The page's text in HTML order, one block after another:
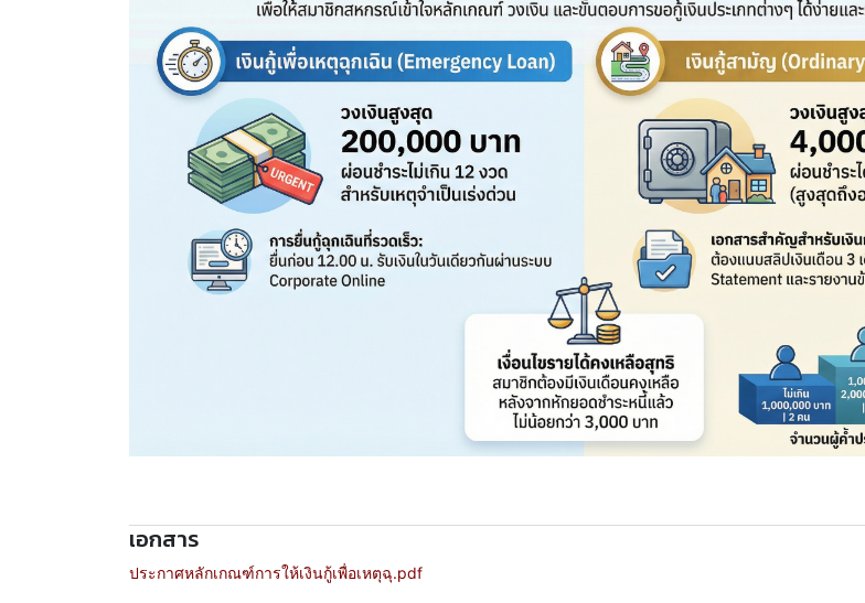
เอกสาร
ประกาศหลักเกณฑ์การให้เงินกู้เพื่อเหตุฉุ.pdf